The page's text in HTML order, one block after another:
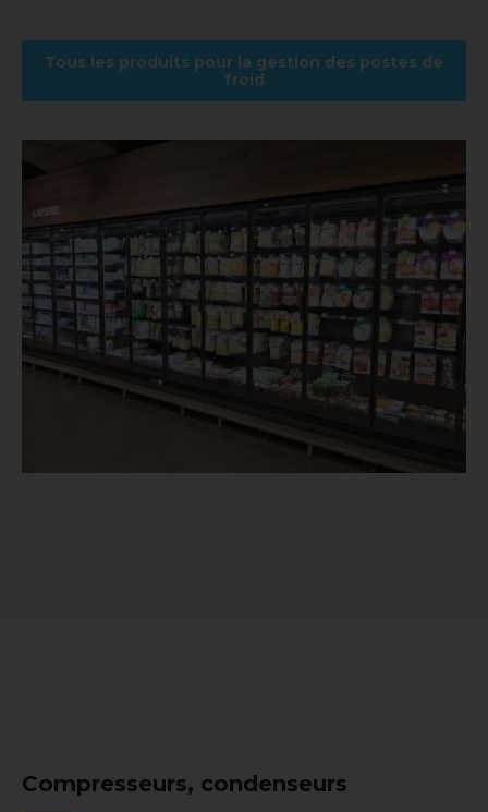
Tous les produits pour la gestion des postes de
froid
Compresseurs, condenseurs